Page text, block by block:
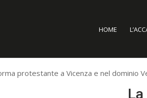
HOME
protestante a Vicenza e nel dominio